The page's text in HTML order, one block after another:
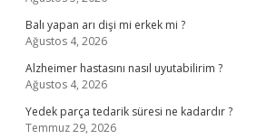
Balı yapan arı dişi mi erkek mi ?
Ağustos 4, 2026
Alzheimer hastasını nasıl uyutabilirim ?
Ağustos 4, 2026
Yedek parça tedarik süresi ne kadardır ?
Temmuz 29, 2026